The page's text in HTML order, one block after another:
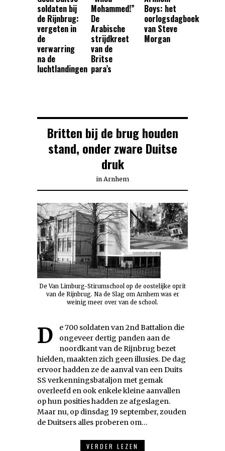
soldaten bij
de Rijnbrug:
vergeten in
de
verwarring
na de
luchtlandingen
Mohammed!”
De
Arabische
strijdkreet
van de
Britse
para’s
Boys: het
oorlogsdagboek
van Steve
Morgan
Britten bij de brug houden
stand, onder zware Duitse
druk
in Arnhem
De Van Limburg-Stirumschool op de oostelijke oprit
van de Rijnbrug. Na de Slag om Arnhem was er
weinig meer over van de school.
De 700 soldaten van 2nd Battalion die
ongeveer dertig panden aan de
noordkant van de Rijnbrug bezet
hielden, maakten zich geen illusies. De dag
ervoor hadden ze de aanval van een Duits
SS verkenningsbataljon met gemak
overleefd en ook enkele kleine aanvallen
op hun posities hadden ze afgeslagen.
Maar nu, op dinsdag 19 september, zouden
de Duitsers alles proberen om…
VERDER LEZEN